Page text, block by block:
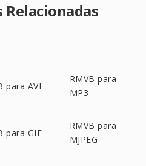
Relacionadas
para AVI
RMVB para
MP3
para GIF
RMVB para
MJPEG